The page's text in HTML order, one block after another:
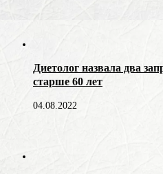
Диетолог назвала два
старше 60 лет
04.08.2022